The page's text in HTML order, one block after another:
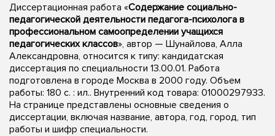
Диссертационная работа «Содержание социально-
педагогической деятельности педагога-психолога в
профессиональном самоопределении учащихся
педагогических классов», автор — Шунайлова, Алла
Александровна, относится к типу: кандидатская
диссертация по специальности 13.00.01. Работа
подготовлена в городе Москва в 2000 году. Объем
работы: 180 с. : ил.. Внутренний код товара: 01000297933.
На странице представлены основные сведения о
диссертации, включая название, автора, год, город, тип
работы и шифр специальности.